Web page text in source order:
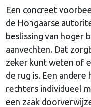
Een concreet
de Hongaarse
beslissing van hoger
aanvechten. Dat
zeker kunt weten of
de rug is. Een andere
rechters individueel
een zaak